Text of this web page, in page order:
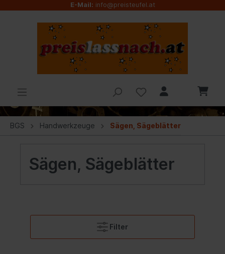
E-Mail: info@preisteufel.at
BGS Handwerkzeuge Sägen, Sägeblätter
Sägen, Sägeblätter
Filter